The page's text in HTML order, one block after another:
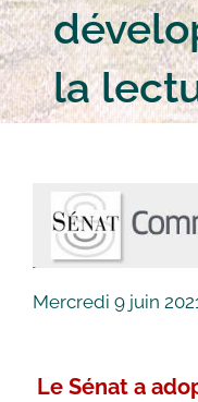
Contact
la
Mercredi 9 juin
Le Sénat a